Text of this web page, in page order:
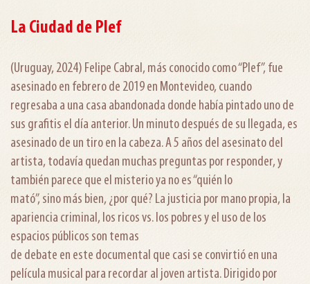
La Ciudad de Plef
(Uruguay, 2024) Felipe Cabral, más conocido como “Plef”, fue
asesinado en febrero de 2019 en Montevideo, cuando
regresaba a una casa abandonada donde había pintado uno de
sus grafitis el día anterior. Un minuto después de su llegada, es
asesinado de un tiro en la cabeza. A 5 años del asesinato del
artista, todavía quedan muchas preguntas por responder, y
también parece que el misterio ya no es “quién lo
mató”, sino más bien, ¿por qué? La justicia por mano propia, la
apariencia criminal, los ricos vs. los pobres y el uso de los
espacios públicos son temas
de debate en este documental que casi se convirtió en una
película musical para recordar al joven artista. Dirigido por